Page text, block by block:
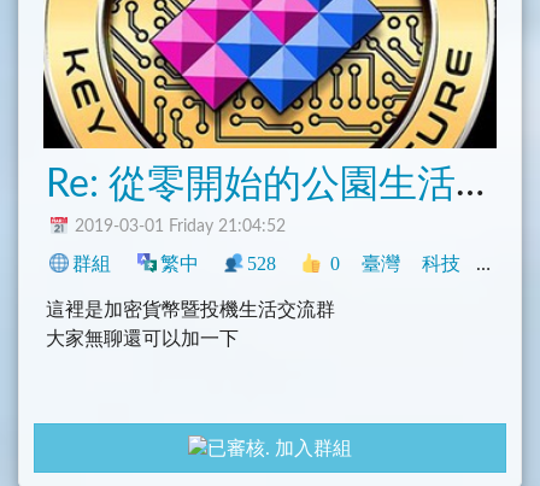
Re: 從零開始的公園生活交流群
2019-03-01 Friday 21:04:52
群組 繁中 528 0 臺灣 科技 社群
這裡是加密貨幣暨投機生活交流群
大家無聊還可以加一下
加入群組